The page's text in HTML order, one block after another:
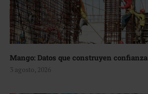
Mango: Datos que construyen confianza
3 agosto, 2026